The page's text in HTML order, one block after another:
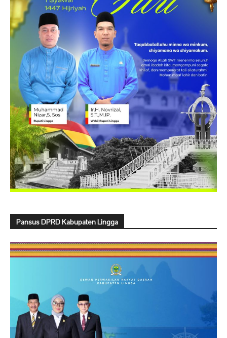
Pansus DPRD Kabupaten Lingga